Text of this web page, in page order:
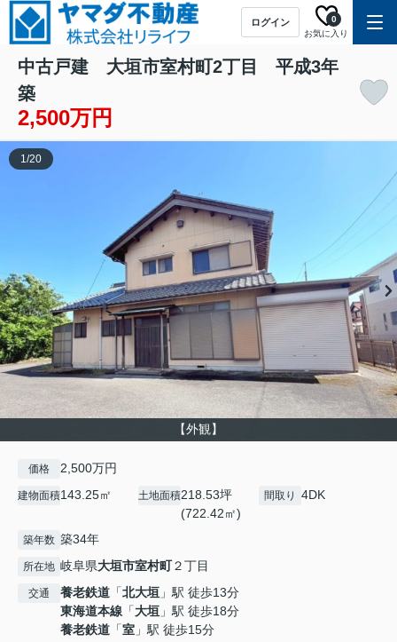
ログイン
お気に入り
0
中古戸建 大垣市室村町2丁目 平成3年
築
2,500万円
【外観】
1/20
価格 2,500万円
建物面積143.25㎡ 土地面積218.53坪
(722.42㎡)
間取り 4DK
築年数 築34年
所在地 岐阜県大垣市室村町２丁目
交通 養老鉄道 「北大垣 」駅 徒歩13分
東海道本線 「大垣 」駅 徒歩18分
養老鉄道 「室 」駅 徒歩15分